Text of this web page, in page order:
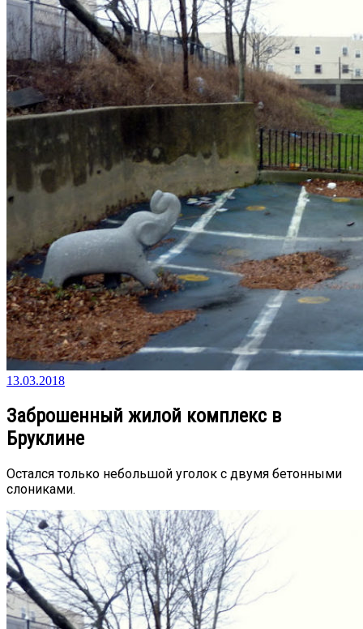
13.03.2018
Заброшенный жилой комплекс в
Бруклине
Остался только небольшой уголок с двумя бетонными
слониками.